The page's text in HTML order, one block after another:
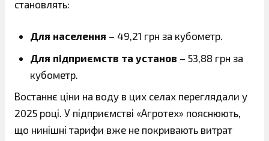
становлять:
Для населення – 49,21 грн за кубометр.
Для підприємств та установ – 53,88 грн за
кубометр.
Востаннє ціни на воду в цих селах переглядали у
2025 році. У підприємстві «Агротех» пояснюють,
що нинішні тарифи вже не покривають витрат